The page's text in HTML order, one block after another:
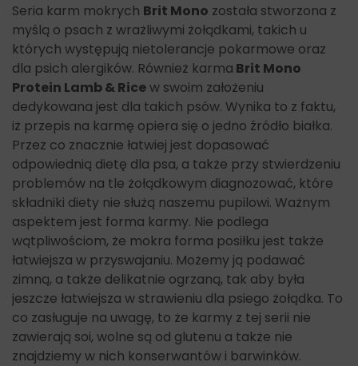
Seria karm mokrych Brit Mono została stworzona z
myślą o psach z wrażliwymi żołądkami, takich u
których występują nietolerancje pokarmowe oraz
dla psich alergików. Również karma Brit Mono
Protein Lamb & Ricew swoim założeniu
dedykowana jest dla takich psów. Wynika to z faktu,
iż przepis na karmę opiera się o jedno źródło białka.
Przez co znacznie łatwiej jest dopasować
odpowiednią dietę dla psa, a także przy stwierdzeniu
problemów na tle żołądkowym diagnozować, które
składniki diety nie służą naszemu pupilowi. Ważnym
aspektem jest forma karmy. Nie podlega
wątpliwościom, że mokra forma posiłku jest także
łatwiejsza w przyswajaniu. Możemy ją podawać
zimną, a także delikatnie ogrzaną, tak aby była
jeszcze łatwiejsza w strawieniu dla psiego żołądka. To
co zasługuje na uwagę, to że karmy z tej serii nie
zawierają soi, wolne są od glutenu a także nie
znajdziemy w nich konserwantów i barwinków.